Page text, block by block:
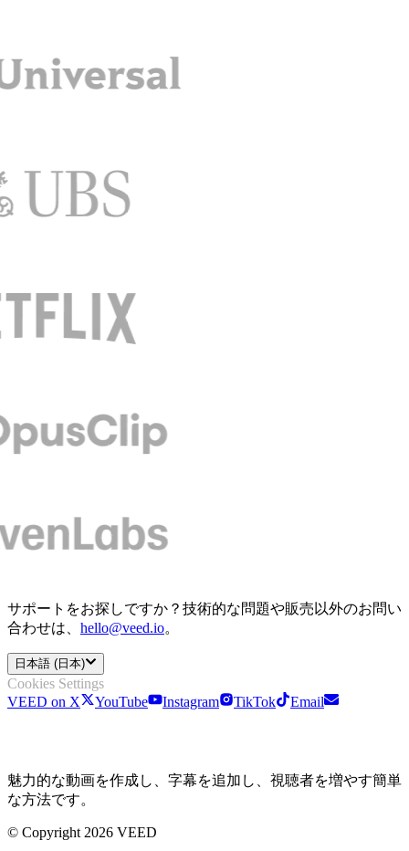
サポートをお探しですか？技術的な問題や販売以外のお問い
合わせは、 hello@veed.io。
日本語 (日本)
Cookies Settings
VEED on X
YouTube Instagram TikTok Email
魅力的な動画を作成し、字幕を追加し、視聴者を増やす簡単
な方法です。
© Copyright 2026 VEED